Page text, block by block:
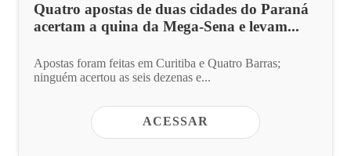
Quatro apostas de duas cidades do Paraná
acertam a quina da Mega-Sena e levam...
Apostas foram feitas em Curitiba e Quatro Barras;
ninguém acertou as seis dezenas e...
ACESSAR